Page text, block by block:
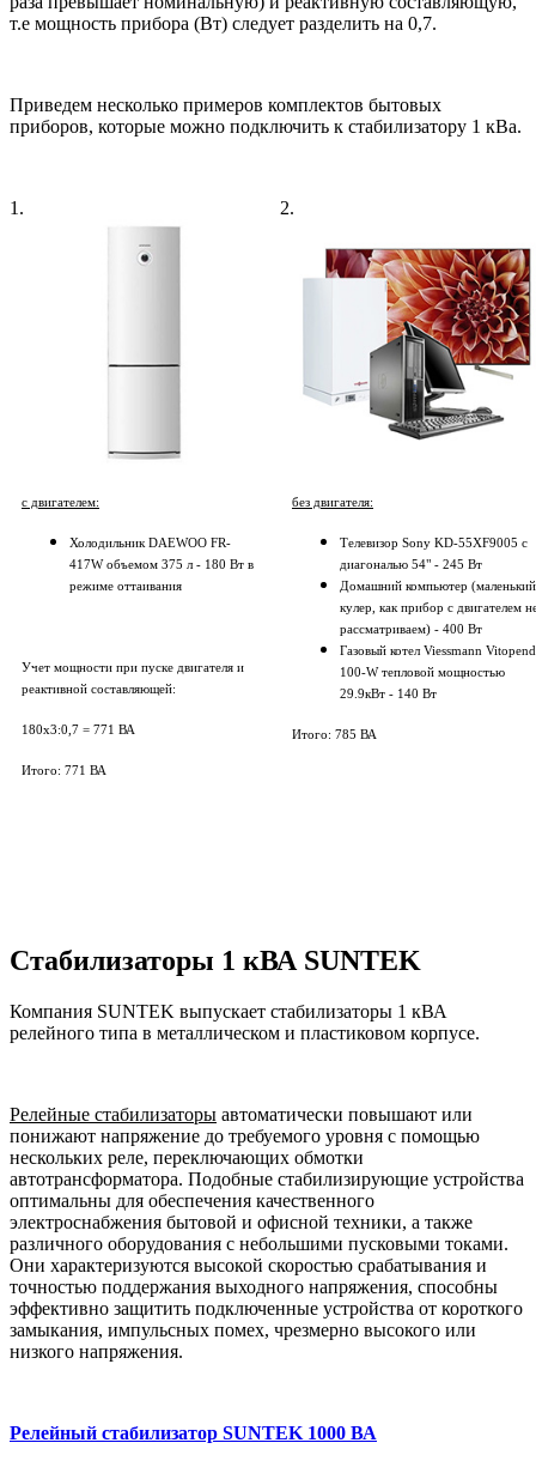
т.е мощность прибора (Вт) следует разделить на 0,7.
Приведем несколько примеров комплектов бытовых
приборов, которые можно подключить к стабилизатору 1 кВа.
1. 2.
с двигателем:
Холодильник DAEWOO FR-
417W объемом 375 л - 180 Вт в
режиме оттаивания
Учет мощности при пуске двигателя и
реактивной составляющей:
180х3:0,7 = 771 ВА
Итого: 771 ВА
без двигателя:
Телевизор Sony KD-55XF9005 с
диагональю 54" - 245 Вт
Домашний компьютер (маленький
кулер, как прибор с двигателем
рассматриваем) - 400 Вт
Газовый котел Viessmann Vitopend
100-W тепловой мощностью
29.9кВт - 140 Вт
Итого: 785 ВА
Стабилизаторы 1 кВА SUNTEK
Компания SUNTEK выпускает стабилизаторы 1 кВА
релейного типа в металлическом и пластиковом корпусе.
Релейные стабилизаторы автоматически повышают или
понижают напряжение до требуемого уровня с помощью
нескольких реле, переключающих обмотки
автотрансформатора. Подобные стабилизирующие устройства
оптимальны для обеспечения качественного
электроснабжения бытовой и офисной техники, а также
различного оборудования с небольшими пусковыми токами.
Они характеризуются высокой скоростью срабатывания и
точностью поддержания выходного напряжения, способны
эффективно защитить подключенные устройства от короткого
замыкания, импульсных помех, чрезмерно высокого или
низкого напряжения.
Релейный стабилизатор SUNTEK 1000 ВА